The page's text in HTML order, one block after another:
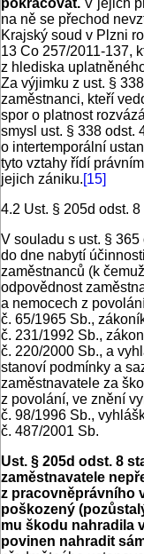
pokračovat. V jejich
na ně se přechod
Krajský soud v Plzni
13 Co 257/2011-137,
z hlediska
Za výjimku z ust. §
zaměstnanci, kteří
spor o platnost
smysl ust. § 338 odst.
o intertemporální
tyto vztahy řídí
jejich zániku.[15]
4.2 Ust. § 205d odst.
V souladu s ust. §
do dne nabytí
zaměstnanců (k
odpovědnost
a nemocech z
č. 65/1965 Sb.,
č. 231/1992 Sb.,
č. 220/2000 Sb., a
stanoví podmínky a
zaměstnavatele za
z povolání, ve znění
č. 98/1996 Sb.,
č. 487/2001 Sb.
Ust. § 205d odst. 8
zaměstnavatele
z pracovněprávního
poškozený
mu škodu nahradila
povinen nahradit